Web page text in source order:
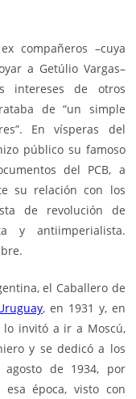
compañeros –cuya
a Getúlio Vargas–
intereses de otros
de “un simple
En vísperas del
público su famoso
del PCB, a
su relación con los
de revolución de
y antiimperialista.
el Caballero de
, en 1931 y, en
lo invitó a ir a Moscú,
y se dedicó a los
agosto de 1934, por
esa época, visto con